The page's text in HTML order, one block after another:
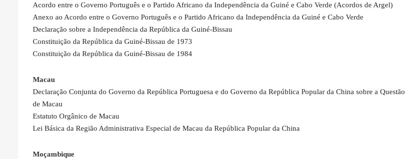
Acordo entre o Governo Português e o Partido Africano da Independência da Guiné e Cabo Verde (Acordos de Argel)
Anexo ao Acordo entre o Governo Português e o Partido Africano da Independência da Guiné e Cabo Verde
Declaração sobre a Independência da República da Guiné-Bissau
Constituição da República da Guiné-Bissau de 1973
Constituição da República da Guiné-Bissau de 1984
Macau
Declaração Conjunta do Governo da República Portuguesa e do Governo da República Popular da China sobre a Questão
de Macau
Estatuto Orgânico de Macau
Lei Básica da Região Administrativa Especial de Macau da República Popular da China
Moçambique